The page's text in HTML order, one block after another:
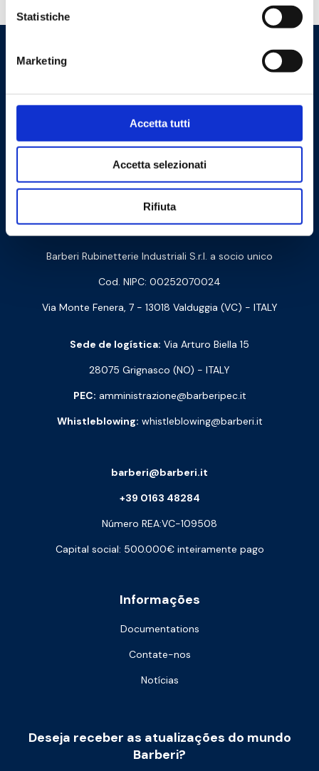
Statistiche
Marketing
Accetta tutti
Accetta selezionati
Rifiuta
Contacte-nos
Barberi Rubinetterie Industriali S.r.l. a socio unico
Cod. NIPC: 00252070024
Via Monte Fenera, 7 - 13018 Valduggia (VC) - ITALY
Sede de logística: Via Arturo Biella 15
28075 Grignasco (NO) - ITALY
PEC: amministrazione@barberipec.it
Whistleblowing: whistleblowing@barberi.it
Informações
Documentations
Contate-nos
Notícias
barberi@barberi.it
+39 0163 48284
Número REA:VC-109508
Capital social: 500.000€ inteiramente pago
Deseja receber as atualizações do mundo
Barberi?